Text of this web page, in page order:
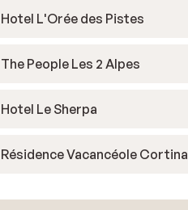
Hotel L'Orée des Pistes
The People Les 2 Alpes
Hotel Le Sherpa
Résidence Vacancéole Cortina